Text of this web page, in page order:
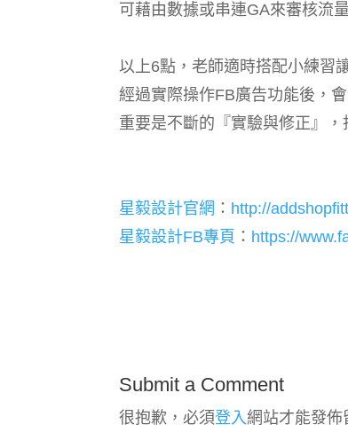
可藉由數據或串連GA來審核流
以上6點，老師適時搭配小練習
經過實際操作FB廣告功能後，
重要是不斷的『實驗與修正』，
星毅設計官網 ： http://
星毅設計FB專頁 ： https://
Submit a Comment
很抱歉，必須登入 網站才能發佈